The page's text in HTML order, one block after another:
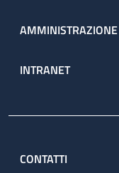
INTRANET
CONTATTI